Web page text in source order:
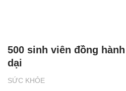
SỨC KHỎE
500 sinh viên đồng
dại